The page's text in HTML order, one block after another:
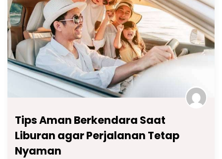
Tips Aman Berkendara Saat
Liburan agar Perjalanan Tetap
Nyaman